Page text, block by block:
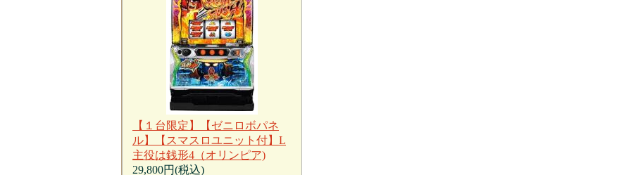
【１台限定】【ゼニロボパネ
ル】【スマスロユニット付】L
主役は銭形4（オリンピア)
29,800円(税込)